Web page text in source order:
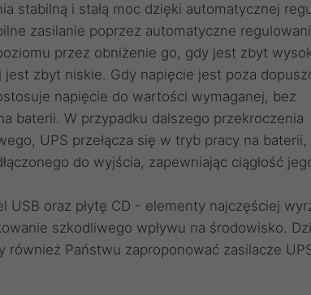
stabilną i stałą moc dzięki automatycznej
zasilanie poprzez automatyczne
przez obniżenie go, gdy jest zbyt
zbyt niskie. Gdy napięcie jest poza
napięcie do wartości wymaganej, bez
baterii. W przypadku dalszego przekroczenia
UPS przełącza się w tryb pracy na baterii,
do wyjścia, zapewniając ciągłość
USB oraz płytę CD - elementy najczęściej
szkodliwego wpływu na środowisko.
również Państwu zaproponować zasilacze